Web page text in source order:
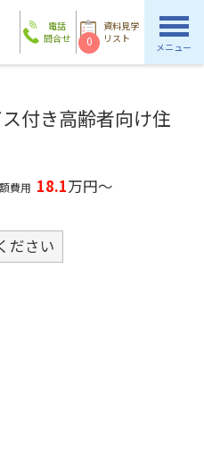
電話
問合せ
資料見学
リスト
0 メニュー
付き高齢者向け住
費用 18.1万円～
ださい